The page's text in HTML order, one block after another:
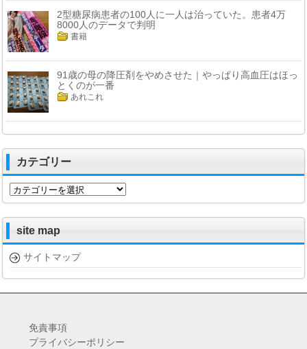
2型糖尿病患者の100人に一人は治っていた。患者4万
8000人のデータで判明
書籍
91歳の母の降圧剤をやめさせた｜やっぱり高血圧はほっ
とくのが一番
あれこれ
カテゴリー
カ
リ
ー
site map
サイトマップ
免責事項
プライバシーポリシー